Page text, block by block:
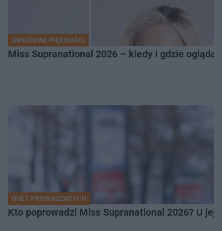
ŚWIATOWE PIĘKNOŚCI
Miss Supranational 2026 – kiedy i gdzie
DUET PROWADZĄCYCH
Kto poprowadzi Miss Supranational 2026? U jej